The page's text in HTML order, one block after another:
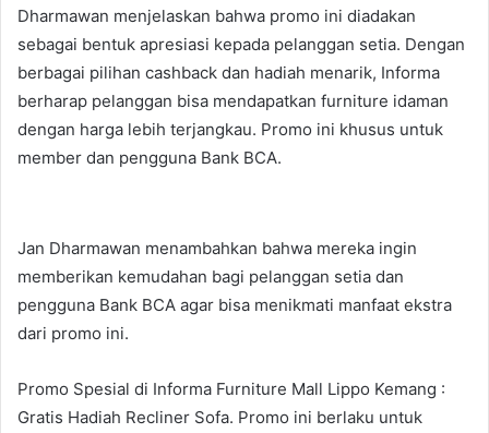
Dharmawan menjelaskan bahwa promo ini diadakan
sebagai bentuk apresiasi kepada pelanggan setia. Dengan
berbagai pilihan cashback dan hadiah menarik, Informa
berharap pelanggan bisa mendapatkan furniture idaman
dengan harga lebih terjangkau. Promo ini khusus untuk
member dan pengguna Bank BCA.
Jan Dharmawan menambahkan bahwa mereka ingin
memberikan kemudahan bagi pelanggan setia dan
pengguna Bank BCA agar bisa menikmati manfaat ekstra
dari promo ini.
Promo Spesial di Informa Furniture Mall Lippo Kemang :
Gratis Hadiah Recliner Sofa. Promo ini berlaku untuk